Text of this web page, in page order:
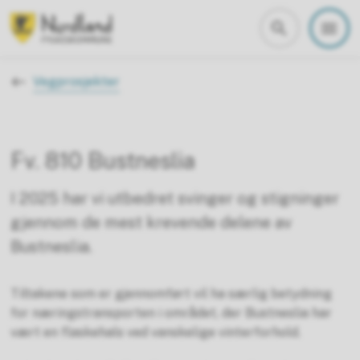
Du er her:
Vegprosjekter
Fv. 810 Bustneslia
I 2025 har vi utbedret svinger og stigninger
gjennom de mest krevende delene av
Bustneslia.
Tiltakene som er gjennomført vil ha særlig betydning
for næringstransporten i området, der Bustneslia har
vært en flaskehals ved vanskelige vinterforhold.